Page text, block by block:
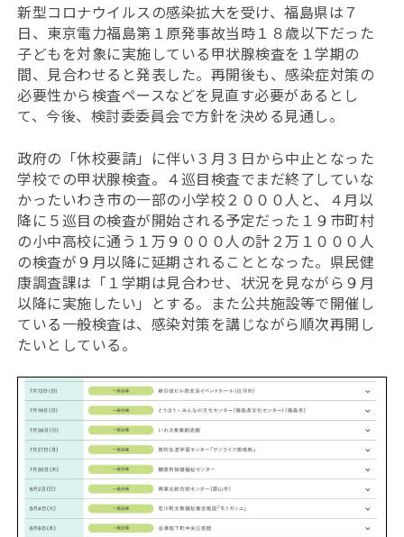
新型コロナウイルスの感染拡大を受け、福島県は７
日、東京電力福島第１原発事故当時１８歳以下だった
子どもを対象に実施している甲状腺検査を１学期の
間、見合わせると発表した。再開後も、感染症対策の
必要性から検査ペースなどを見直す必要があるとし
て、今後、検討委委員会で方針を決める見通し。
政府の「休校要請」に伴い３月３日から中止となった
学校での甲状腺検査。４巡目検査でまだ終了していな
かったいわき市の一部の小学校２０００人と、４月以
降に５巡目の検査が開始される予定だった１９市町村
の小中高校に通う１万９０００人の計２万１０００人
の検査が９月以降に延期されることとなった。県民健
康調査課は「１学期は見合わせ、状況を見ながら９月
以降に実施したい」とする。また公共施設等で開催し
ている一般検査は、感染対策を講じながら順次再開し
たいとしている。